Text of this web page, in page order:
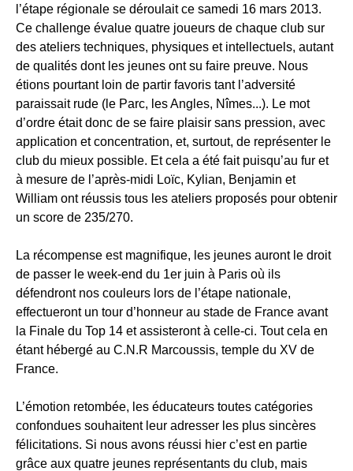
l’étape régionale se déroulait ce samedi 16 mars 2013.
Ce challenge évalue quatre joueurs de chaque club sur
des ateliers techniques, physiques et intellectuels, autant
de qualités dont les jeunes ont su faire preuve. Nous
étions pourtant loin de partir favoris tant l’adversité
paraissait rude (le Parc, les Angles, Nîmes...). Le mot
d’ordre était donc de se faire plaisir sans pression, avec
application et concentration, et, surtout, de représenter le
club du mieux possible. Et cela a été fait puisqu’au fur et
à mesure de l’après-midi Loïc, Kylian, Benjamin et
William ont réussis tous les ateliers proposés pour obtenir
un score de 235/270.
La récompense est magnifique, les jeunes auront le droit
de passer le week-end du 1er juin à Paris où ils
défendront nos couleurs lors de l’étape nationale,
effectueront un tour d’honneur au stade de France avant
la Finale du Top 14 et assisteront à celle-ci. Tout cela en
étant hébergé au C.N.R Marcoussis, temple du XV de
France.
L’émotion retombée, les éducateurs toutes catégories
confondues souhaitent leur adresser les plus sincères
félicitations. Si nous avons réussi hier c’est en partie
grâce aux quatre jeunes représentants du club, mais